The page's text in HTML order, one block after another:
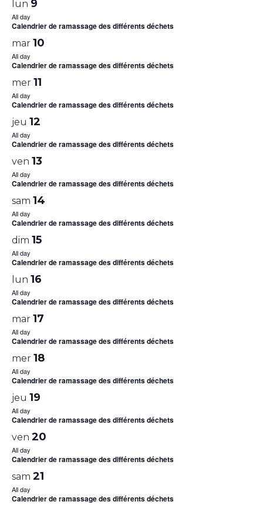
lun 9
All day
Calendrier de ramassage des différents déchets
mar 10
All day
Calendrier de ramassage des différents déchets
mer 11
All day
Calendrier de ramassage des différents déchets
jeu 12
All day
Calendrier de ramassage des différents déchets
ven 13
All day
Calendrier de ramassage des différents déchets
sam 14
All day
Calendrier de ramassage des différents déchets
dim 15
All day
Calendrier de ramassage des différents déchets
lun 16
All day
Calendrier de ramassage des différents déchets
mar 17
All day
Calendrier de ramassage des différents déchets
mer 18
All day
Calendrier de ramassage des différents déchets
jeu 19
All day
Calendrier de ramassage des différents déchets
ven 20
All day
Calendrier de ramassage des différents déchets
sam 21
All day
Calendrier de ramassage des différents déchets